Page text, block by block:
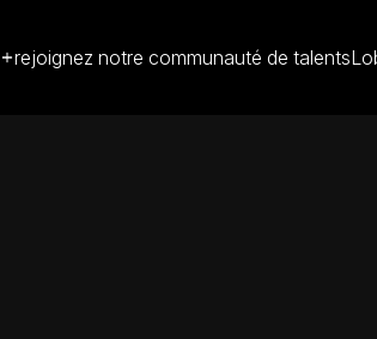
rejoignez notre communauté de talents